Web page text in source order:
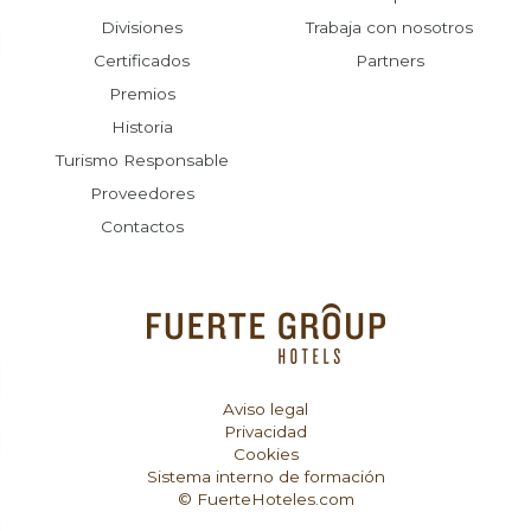
Divisiones
Certificados
Premios
Historia
Turismo Responsable
Proveedores
Contactos
Trabaja con nosotros
Partners
Aviso legal
Privacidad
Cookies
Sistema interno de formación
© FuerteHoteles.com